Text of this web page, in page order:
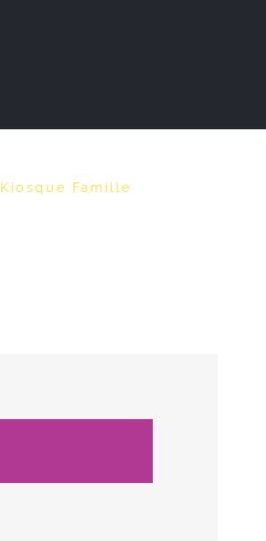
Kiosque Famille